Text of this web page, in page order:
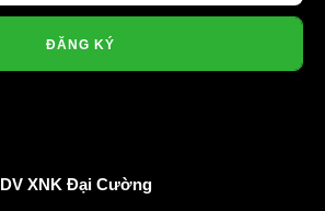
ĐĂNG KÝ
XNK Đại Cường